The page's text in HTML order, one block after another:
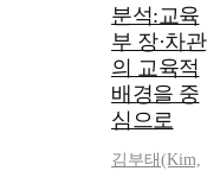
분석:교육
부 장·차관
의 교육적
배경을 중
심으로
김부태(Kim,